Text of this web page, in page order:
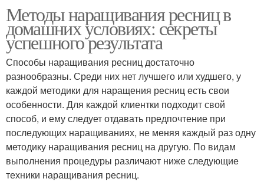
Методы наращивания ресниц в
домашних условиях: секреты
успешного результата
Способы наращивания ресниц достаточно
разнообразны. Среди них нет лучшего или худшего, у
каждой методики для наращения ресниц есть свои
особенности. Для каждой клиентки подходит свой
способ, и ему следует отдавать предпочтение при
последующих наращиваниях, не меняя каждый раз одну
методику наращивания ресниц на другую. По видам
выполнения процедуры различают ниже следующие
техники наращивания ресниц.